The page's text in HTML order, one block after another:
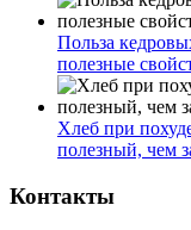
Польза
полезные
Хлеб при
полезный, чем
Контакты